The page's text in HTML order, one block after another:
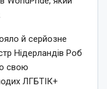
й серйозне
Нідерландів Роб
свою
ЛГБТІК+